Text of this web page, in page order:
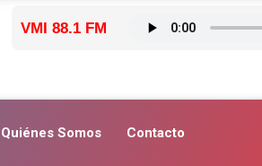
VMI 88.1 FM
Quiénes Somos Contacto